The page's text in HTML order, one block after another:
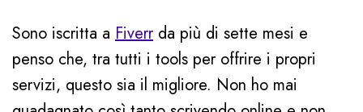
Sono iscritta a Fiverrda più di sette mesi e
penso che, tra tutti i tools per offrire i propri
servizi, questo sia il migliore. Non ho mai